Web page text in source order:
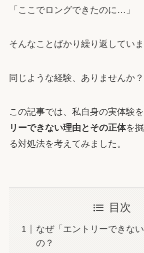
「ここでロングできたのに…」
そんなことばかり繰り返していま
同じような経験、ありませんか？
この記事では、私自身の実体験を
リーできない理由とその正体を
る対処法を考えてみました。
目次
なぜ「エントリーできな
の？